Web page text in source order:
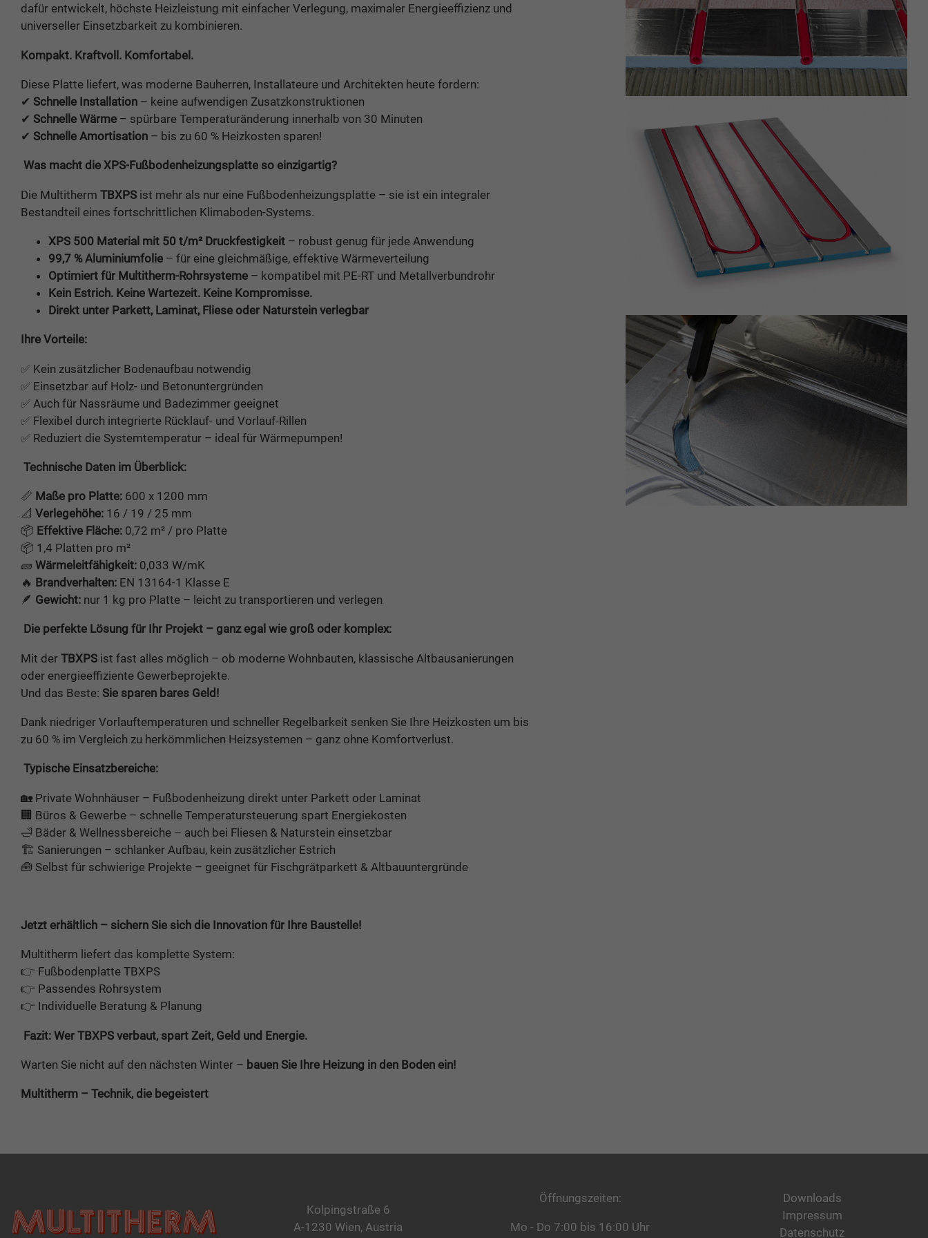
dafür entwickelt, höchste Heizleistung mit einfacher Verlegung, maximaler Energieeffizienz und
universeller Einsetzbarkeit zu kombinieren.
Kompakt. Kraftvoll. Komfortabel.
Diese Platte liefert, was moderne Bauherren, Installateure und Architekten heute fordern:
✔ Schnelle Installation – keine aufwendigen Zusatzkonstruktionen
✔ Schnelle Wärme – spürbare Temperaturänderung innerhalb von 30 Minuten
✔ Schnelle Amortisation – bis zu 60 % Heizkosten sparen!
Was macht die XPS-Fußbodenheizungsplatte so einzigartig?
Die Multitherm TBXPS ist mehr als nur eine Fußbodenheizungsplatte – sie ist ein integraler
Bestandteil eines fortschrittlichen Klimaboden-Systems.
XPS 500 Material mit 50 t/m² Druckfestigkeit – robust genug für jede Anwendung
99,7 % Aluminiumfolie – für eine gleichmäßige, effektive Wärmeverteilung
Optimiert für Multitherm-Rohrsysteme – kompatibel mit PE-RT und Metallverbundrohr
Kein Estrich. Keine Wartezeit. Keine Kompromisse.
Direkt unter Parkett, Laminat, Fliese oder Naturstein verlegbar
Ihre Vorteile:
✅ Kein zusätzlicher Bodenaufbau notwendig
✅ Einsetzbar auf Holz- und Betonuntergründen
✅ Auch für Nassräume und Badezimmer geeignet
✅ Flexibel durch integrierte Rücklauf- und Vorlauf-Rillen
✅ Reduziert die Systemtemperatur – ideal für Wärmepumpen!
Technische Daten im Überblick:
📏 Maße pro Platte: 600 x 1200 mm
📐 Verlegehöhe: 16 / 19 / 25 mm
📦 Effektive Fläche: 0,72 m² / pro Platte
📦 1,4 Platten pro m²
🧱 Wärmeleitfähigkeit: 0,033 W/mK
🔥 Brandverhalten: EN 13164-1 Klasse E
🪶 Gewicht: nur 1 kg pro Platte – leicht zu transportieren und verlegen
Die perfekte Lösung für Ihr Projekt – ganz egal wie groß oder komplex:
Mit der TBXPS ist fast alles möglich – ob moderne Wohnbauten, klassische Altbausanierungen
oder energieeffiziente Gewerbeprojekte.
Und das Beste: Sie sparen bares Geld!
Dank niedriger Vorlauftemperaturen und schneller Regelbarkeit senken Sie Ihre Heizkosten um bis
zu 60 % im Vergleich zu herkömmlichen Heizsystemen – ganz ohne Komfortverlust.
Typische Einsatzbereiche:
🏡 Private Wohnhäuser – Fußbodenheizung direkt unter Parkett oder Laminat
🏢 Büros & Gewerbe – schnelle Temperatursteuerung spart Energiekosten
🛁 Bäder & Wellnessbereiche – auch bei Fliesen & Naturstein einsetzbar
🏗️ Sanierungen – schlanker Aufbau, kein zusätzlicher Estrich
🧰 Selbst für schwierige Projekte – geeignet für Fischgrätparkett & Altbauuntergründe
Jetzt erhältlich – sichern Sie sich die Innovation für Ihre Baustelle!
Multitherm liefert das komplette System:
👉 Fußbodenplatte TBXPS
👉 Passendes Rohrsystem
👉 Individuelle Beratung & Planung
Fazit: Wer TBXPS verbaut, spart Zeit, Geld und Energie.
Warten Sie nicht auf den nächsten Winter – bauen Sie Ihre Heizung in den Boden ein!
Multitherm – Technik, die begeistert
Kolpingstraße 6
A-1230 Wien, Austria
Öffnungszeiten:
Mo - Do 7:00 bis 16:00 Uhr
Downloads
Impressum
Datenschutz